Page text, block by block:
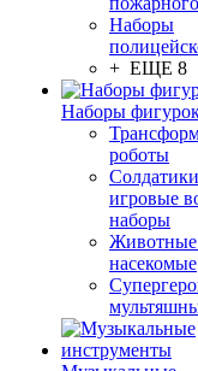
Наборы
+ ЕЩЕ 8
Наборы
роботы
игровые
наборы
насекомые